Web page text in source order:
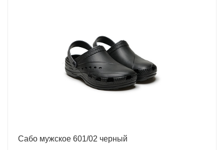
Сабо мужское 601/02 черный